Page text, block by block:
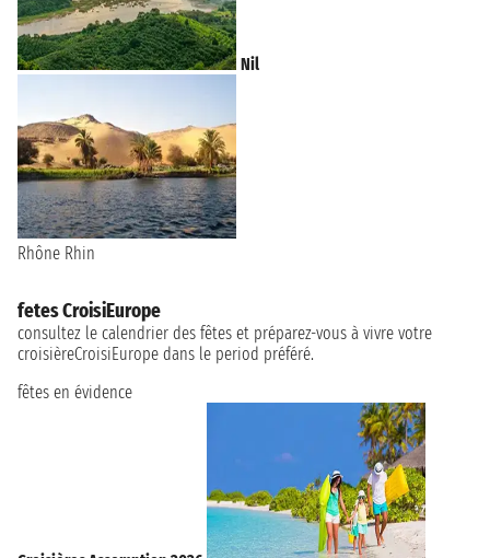
Nil
Rhône Rhin
fetes CroisiEurope
consultez le calendrier des fêtes et préparez-vous à vivre votre
croisièreCroisiEurope dans le period préféré.
fêtes en évidence